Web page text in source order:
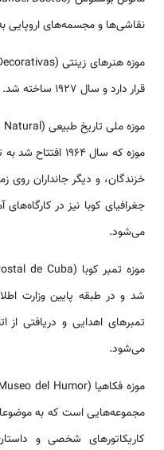
نقاشی‌ها و مجسمه‌های اروپایی
قرار دارد و سال ۱۹۲۷ ساخته شد.
موزه که سال ۱۹۶۴
خزندگان، و دیگر جانداران
جغرافیای کوبا نیز در
می‌شود.
شد و در طبقه پایین وزارت
تمبرهای اهدایی و دریافتی
می‌شود.
مجموعه‌هایی است که به
کاریکاتورهای شخصی و